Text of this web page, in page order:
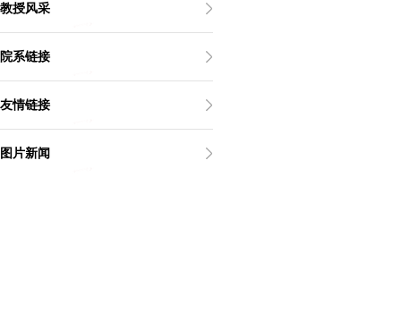
教授风采
院系链接
友情链接
图片新闻